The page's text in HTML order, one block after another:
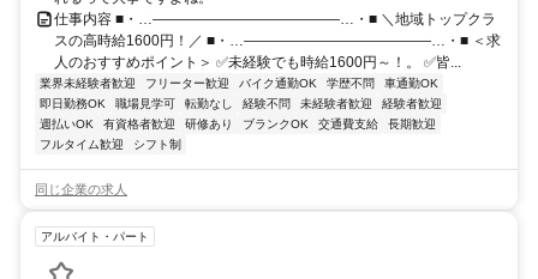
仕事内容 ■・…―――――――――――――…・■ ＼地域トップクラ
スの高時給1600円！／ ■・…―――――――――――――…・■ ＜求
人のおすすめポイント＞ ✅未経験でも時給1600円～！。 ✅皆...
業界未経験者歓迎 フリーター歓迎 バイク通勤OK 学歴不問
車通勤OK
即日勤務OK
職場見学可 転勤なし 経験不問 未経験者歓迎
経験者歓迎
週払いOK
有資格者歓迎 研修あり ブランクOK 交通費支給
長期歓迎
フルタイム歓迎
シフト制
同じ企業の求人
アルバイト・パート